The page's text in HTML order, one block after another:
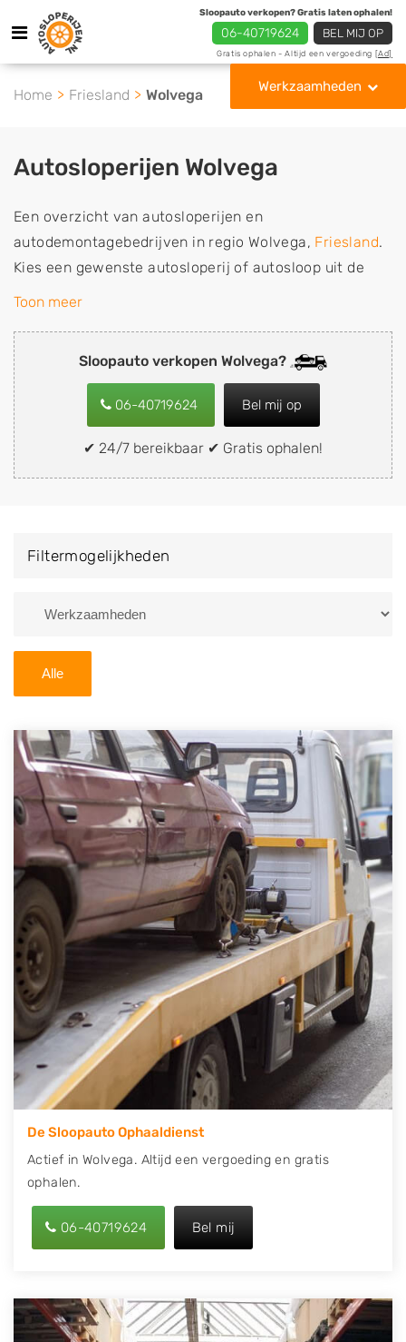
Sloopauto verkopen? Gratis laten ophalen!
06-40719624 BEL MIJ OP
Gratis ophalen - Altijd een vergoeding [Ad]
Werkzaamheden
Home Friesland Wolvega
Sloopauto verkopen Wolvega?
06-40719624 Bel mij op
✔ 24/7 bereikbaar ✔ Gratis ophalen!
Autosloperijen Wolvega
Een overzicht van autosloperijen en
autodemontagebedrijven in regio Wolvega, Friesland.
Kies een gewenste autosloperij of autosloop uit de
lijst die gespecialiseerd is in de verkoop van
de inkoop van sloopauto's, schadeauto's en
tweedehands auto's (ook zonder apk keuring). Wilt u
uw auto, camper, vrachtwagen, motor of brommobiel
snel en eenvoudig verkopen aan een
demontagebedrijf in de buurt, deze zelf wegbrengen
naar de sloop of deze liever laten ophalen op een
van Wolvega en ontvang een vergoeding voor uw
Zoekt u liever naar een sloperij in een andere plaats of
U kunt er ook voor kiezen om direct uw sloopauto te
verkopen en op te laten halen door de Sloopauto
Ophaaldienst van Autosloperijen.nl. Wij kunnen uw
auto gratis ophalen in Wolvega. Neem telefonisch
contact op of maak een terugbelafspraak. Wilt u
direct een tweedehands auto onderdelen offerte
aanvragen? Dat kan via de Onderdelenlijn! Vul uw
kenteken in en druk op verzenden.
Wij kunnen u helpen met de inkoop van auto's van
eigenlijk alle merken, zoals Alfa Romeo, Audi, BMW,
Chevrolet, Citroën, Dacia, Fiat, Ford, Honda, Hyundai,
Kia, Mazda, Mercedes Benz, Mitsubishi, Nissan, Opel,
Peugeot, Porsche, Renault, Seat, Skoda, Suzuki, Tesla,
Toyota, Volkswagen en Volvo.
Toon meer
Filtermogelijkheden
Alle
De Sloopauto Ophaaldienst
Actief in Wolvega. Altijd een vergoeding en gratis
ophalen.
06-40719624 Bel mij